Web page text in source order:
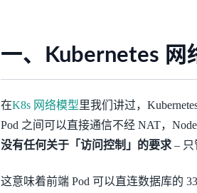
一、Kubernetes 网
在K8s 网络模型里我们讲过，
Pod 之间可以直接通信不经 NAT，
没有任何关于「访问控制」的要求 – 只
这意味着前端 Pod 可以直连数据库的